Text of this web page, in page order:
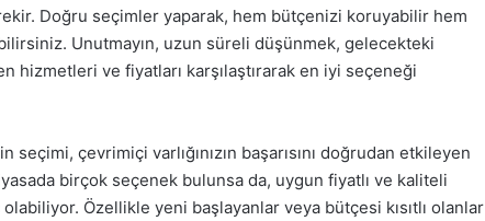
Doğru seçimler yaparak, hem bütçenizi koruyabilir hem
Unutmayın, uzun süreli düşünmek, gelecekteki
ve fiyatları karşılaştırarak en iyi seçeneği
çevrimiçi varlığınızın başarısını doğrudan etkileyen
birçok seçenek bulunsa da, uygun fiyatlı ve kaliteli
Özellikle yeni başlayanlar veya bütçesi kısıtlı olanlar